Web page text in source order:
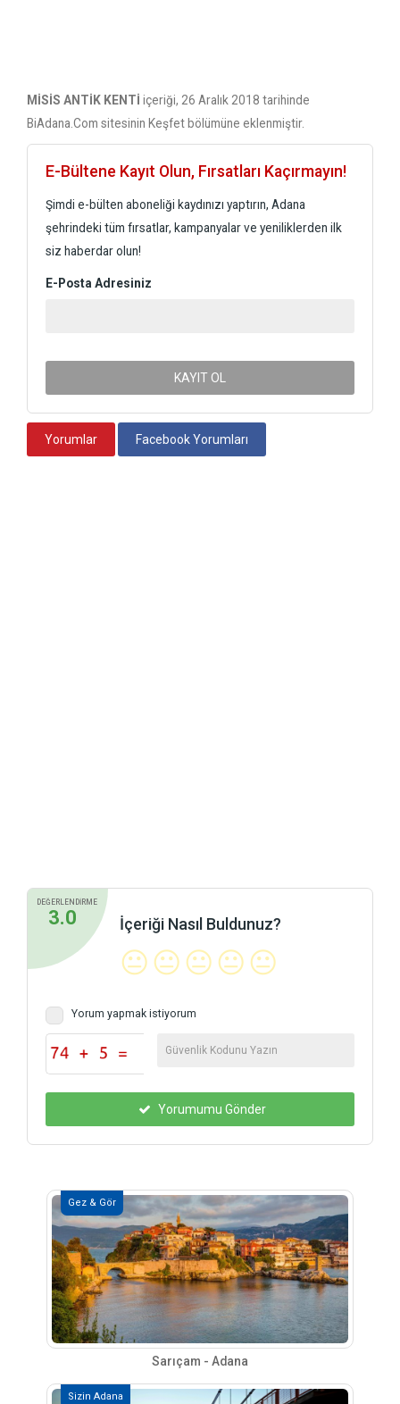
MİSİS ANTİK KENTİ içeriği, 26 Aralık 2018 tarihinde
BiAdana.Com sitesinin Keşfet bölümüne eklenmiştir.
E-Bültene Kayıt Olun, Fırsatları Kaçırmayın!
Şimdi e-bülten aboneliği kaydınızı yaptırın, Adana
şehrindeki tüm fırsatlar, kampanyalar ve yeniliklerden ilk
siz haberdar olun!
E-Posta Adresiniz
KAYIT OL
Yorumlar Facebook Yorumları
DEĞERLENDİRME
3.0 İçeriği Nasıl Buldunuz?
😐😐😐😐😐
Yorum yapmak istiyorum
Yorumumu Gönder
Gez & Gör
Sarıçam - Adana
Sizin Adana